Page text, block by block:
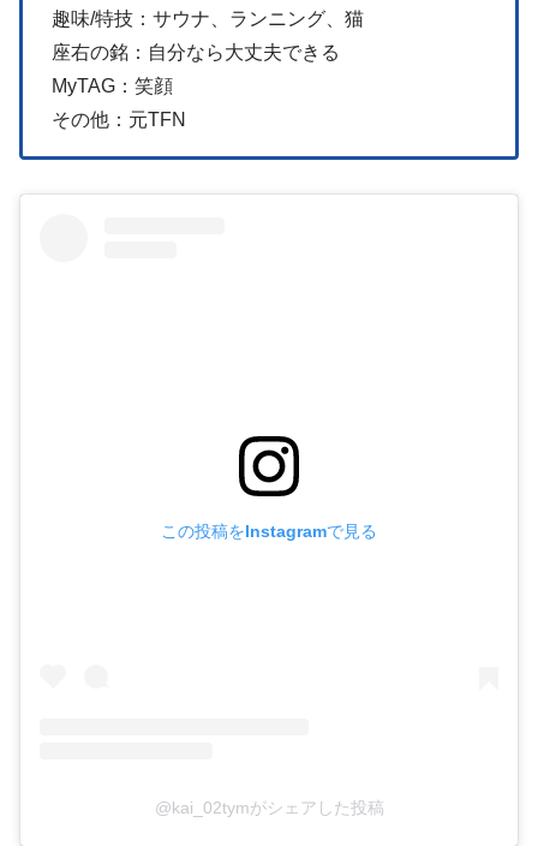
趣味/特技：サウナ、ランニング、猫
座右の銘：自分なら大丈夫できる
MyTAG：笑顔
その他：元TFN
この投稿をInstagramで見る
@kai_02tymがシェアした投稿